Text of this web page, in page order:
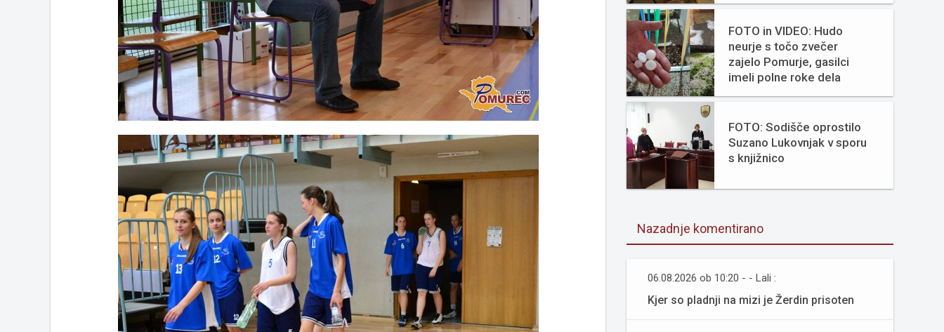
FOTO in VIDEO: Hudo
neurje s točo zvečer
zajelo Pomurje, gasilci
imeli polne roke dela
FOTO: Sodišče oprostilo
Suzano Lukovnjak v sporu
s knjižnico
Nazadnje komentirano
06.08.2026 ob 10:20 - - Lali :
Kjer so pladnji na mizi je Žerdin prisoten